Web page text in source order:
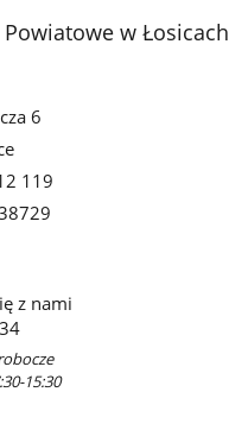
w Łosicach
6
119
z nami
15:30